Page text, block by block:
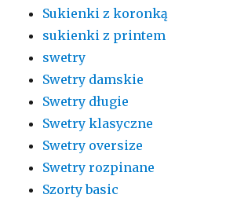
Sukienki z koronką
sukienki z printem
swetry
Swetry damskie
Swetry długie
Swetry klasyczne
Swetry oversize
Swetry rozpinane
Szorty basic